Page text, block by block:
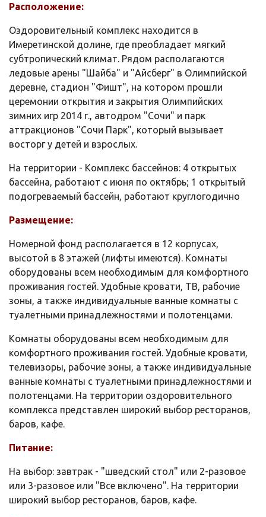
Расположение:
Оздоровительный комплекс находится в
Имеретинской долине, где преобладает мягкий
субтропический климат. Рядом располагаются
ледовые арены "Шайба" и "Айсберг" в Олимпийской
деревне, стадион "Фишт", на котором прошли
церемонии открытия и закрытия Олимпийских
зимних игр 2014 г., автодром "Сочи" и парк
аттракционов "Сочи Парк", который вызывает
восторг у детей и взрослых.
На территории - Комплекс бассейнов: 4 открытых
бассейна, работают с июня по октябрь; 1 открытый
подогреваемый бассейн, работают круглогодично
Размещение:
Номерной фонд располагается в 12 корпусах,
высотой в 8 этажей (лифты имеются). Комнаты
оборудованы всем необходимым для комфортного
проживания гостей. Удобные кровати, ТВ, рабочие
зоны, а также индивидуальные ванные комнаты с
туалетными принадлежностями и полотенцами.
Комнаты оборудованы всем необходимым для
комфортного проживания гостей. Удобные кровати,
телевизоры, рабочие зоны, а также индивидуальные
ванные комнаты с туалетными принадлежностями и
полотенцами. На территории оздоровительного
комплекса представлен широкий выбор ресторанов,
баров, кафе.
Питание:
На выбор: завтрак - "шведский стол" или 2-разовое
или 3-разовое или "Все включено". На территории
широкий выбор ресторанов, баров, кафе.